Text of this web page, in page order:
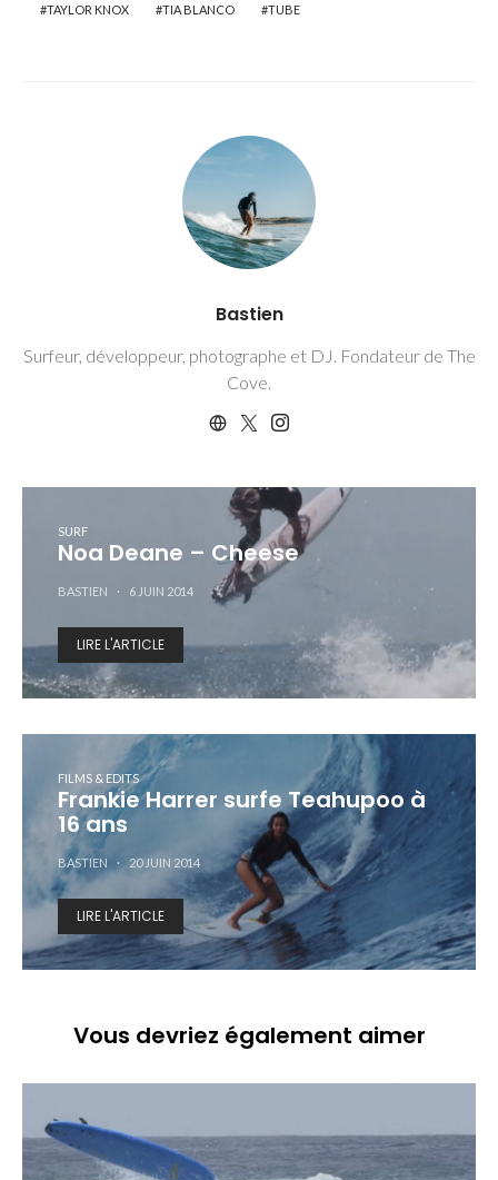
TAYLOR KNOX TIA BLANCO TUBE
Bastien
Surfeur, développeur, photographe et DJ. Fondateur de The
Cove.
SURF
Noa Deane – Cheese
BASTIEN 6 JUIN 2014
LIRE L'ARTICLE
FILMS & EDITS
Frankie Harrer surfe Teahupoo à
16 ans
BASTIEN 20 JUIN 2014
LIRE L'ARTICLE
Vous devriez également aimer